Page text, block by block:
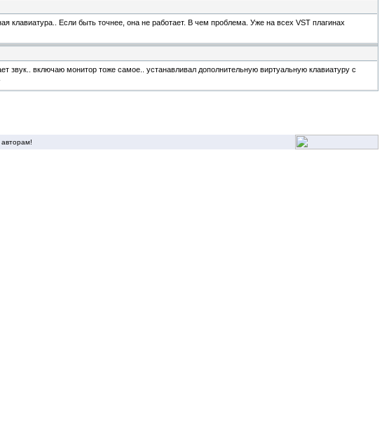
клавиатура.. Если быть точнее, она не работает. В чем проблема. Уже на всех VST плагинах
звук.. включаю монитор тоже самое.. устанавливал дополнительную виртуальную клавиатуру с